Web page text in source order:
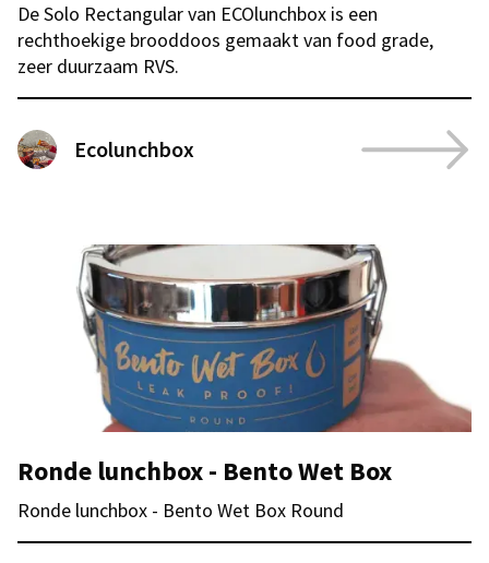
De Solo Rectangular van ECOlunchbox is een
rechthoekige brooddoos gemaakt van food grade,
zeer duurzaam RVS.
Ecolunchbox
Ronde lunchbox - Bento Wet Box
Ronde lunchbox - Bento Wet Box Round